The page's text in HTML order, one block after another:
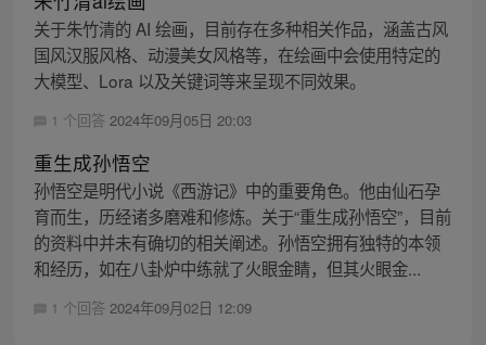
关于朱竹清的 AI 绘画，目前存在多种相关作品，涵盖古风
国风汉服风格、动漫美女风格等，在绘画中会使用特定的
大模型、Lora 以及关键词等来呈现不同效果。
1 个回答 2024年09月05日 20:03
重生成孙悟空
孙悟空是明代小说《西游记》中的重要角色。他由仙石孕
育而生，历经诸多磨难和修炼。关于“重生成孙悟空”，目前
的资料中并未有确切的相关阐述。孙悟空拥有独特的本领
和经历，如在八卦炉中练就了火眼金睛，但其火眼金...
1 个回答 2024年09月02日 12:09